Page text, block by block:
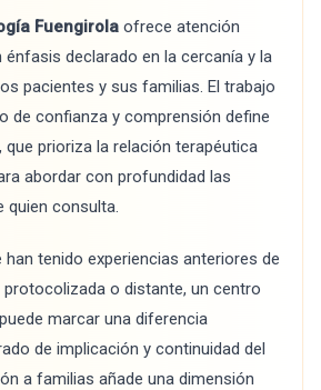
Fuengirola ofrece atención
declarado en la cercanía y la
pacientes y sus familias. El trabajo
de confianza y comprensión define
prioriza la relación terapéutica
abordar con profundidad las
quien consulta.
han tenido experiencias anteriores de
o distante, un centro
marcar una diferencia
de implicación y continuidad del
a familias añade una dimensión